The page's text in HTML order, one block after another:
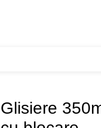
Glisiere